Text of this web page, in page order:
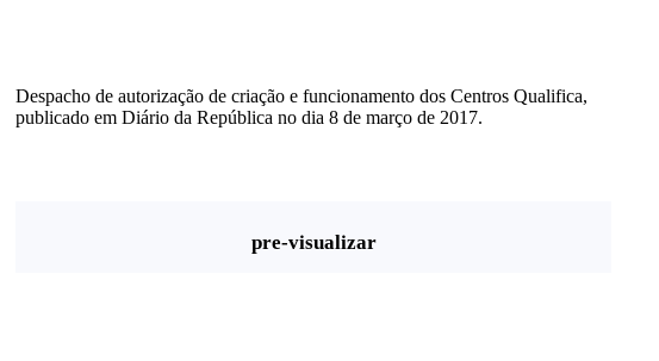
Despacho de autorização de criação e funcionamento dos Centros Qualifica,
publicado em Diário da República no dia 8 de março de 2017.
pre-visualizar